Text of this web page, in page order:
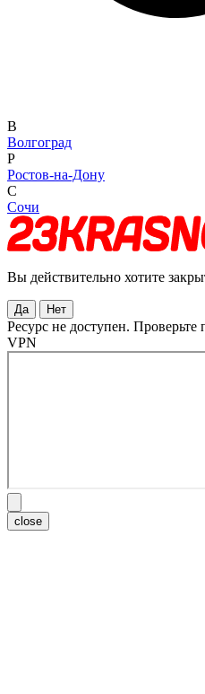
В
Волгоград
Р
Ростов-на-Дону
С
Сочи
Вы действительно хотите
Да Нет
Ресурс не доступен.
VPN
close